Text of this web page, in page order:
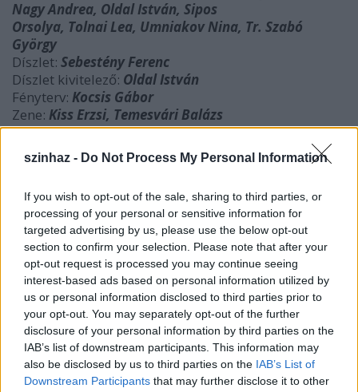
szinhaz - Do Not Process My Personal Information
If you wish to opt-out of the sale, sharing to third parties, or
processing of your personal or sensitive information for
targeted advertising by us, please use the below opt-out
section to confirm your selection. Please note that after your
opt-out request is processed you may continue seeing
interest-based ads based on personal information utilized by
us or personal information disclosed to third parties prior to
your opt-out. You may separately opt-out of the further
disclosure of your personal information by third parties on the
IAB’s list of downstream participants. This information may
also be disclosed by us to third parties on the IAB’s List of
Downstream Participants that may further disclose it to other
Nagy Andrea, Oldal István, Sipos
Orsolya, Tolnai Lea, Umniakov Nina, Tr. Szabó
György
Díszlet: Sebestény Ferenc
Díszlet kivitelező: Oldal István
Fényterv: Kocsis Gábor
Zene: Kiss Erzsi, Temesvári Balázs
Jelmez:Berzsenyi Krisztina
Videó:
Ernst Süss
Sipos Orsolya, Kocsis Gábor, Oldal István
Rendező-koreográfus:Goda Gábor
május 22., 23. este 8h
Élőkép társulat (vizuális színház):